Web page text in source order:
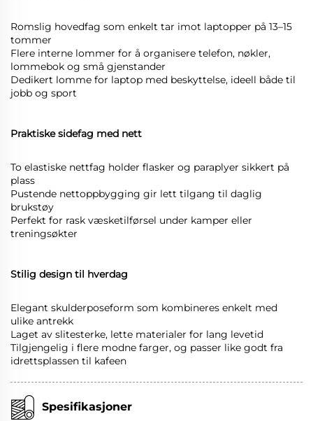
Romslig hovedfag som enkelt tar imot laptopper på 13–15
tommer
Flere interne lommer for å organisere telefon, nøkler,
lommebok og små gjenstander
Dedikert lomme for laptop med beskyttelse, ideell både til
jobb og sport
Praktiske sidefag med nett
To elastiske nettfag holder flasker og paraplyer sikkert på
plass
Pustende nettoppbygging gir lett tilgang til daglig
brukstøy
Perfekt for rask væsketilførsel under kamper eller
treningsøkter
Stilig design til hverdag
Elegant skulderposeform som kombineres enkelt med
ulike antrekk
Laget av slitesterke, lette materialer for lang levetid
Tilgjengelig i flere modne farger, og passer like godt fra
idrettsplassen til kafeen
Spesifikasjoner